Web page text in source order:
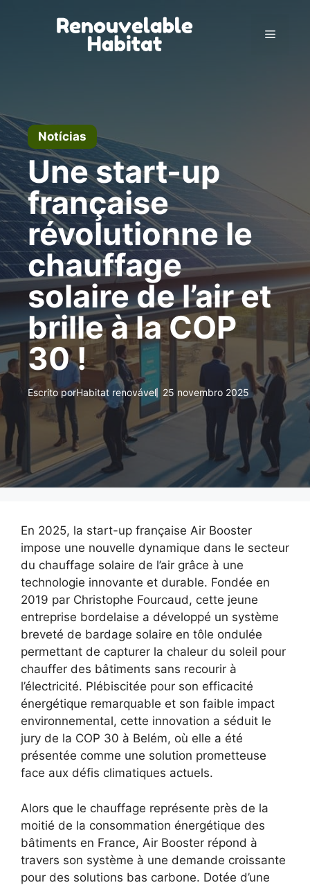
Menu
Notícias
Une start-up
française
révolutionne le
chauffage
solaire de l’air et
brille à la COP
30 !
Escrito porHabitat renovável 25 novembro 2025
En 2025, la start-up française Air Booster
impose une nouvelle dynamique dans le secteur
du chauffage solaire de l’air grâce à une
technologie innovante et durable. Fondée en
2019 par Christophe Fourcaud, cette jeune
entreprise bordelaise a développé un système
breveté de bardage solaire en tôle ondulée
permettant de capturer la chaleur du soleil pour
chauffer des bâtiments sans recourir à
l’électricité. Plébiscitée pour son efficacité
énergétique remarquable et son faible impact
environnemental, cette innovation a séduit le
jury de la COP 30 à Belém, où elle a été
présentée comme une solution prometteuse
face aux défis climatiques actuels.
Alors que le chauffage représente près de la
moitié de la consommation énergétique des
bâtiments en France, Air Booster répond à
travers son système à une demande croissante
pour des solutions bas carbone. Dotée d’une